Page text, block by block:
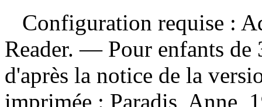
Configuration requise :
Reader. — Pour enfants
d'après la notice de la
imprimée : Paradis, Anne,